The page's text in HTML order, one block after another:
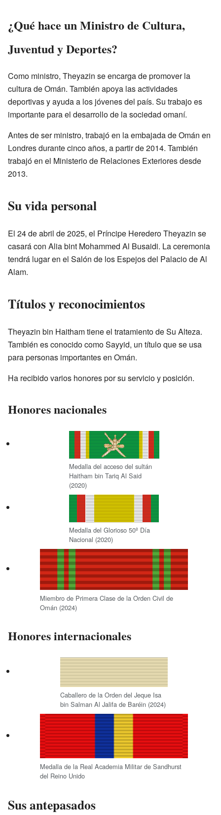
¿Qué hace un Ministro de Cultura,
Juventud y Deportes?
Como ministro, Theyazin se encarga de promover la
cultura de Omán. También apoya las actividades
deportivas y ayuda a los jóvenes del país. Su trabajo es
importante para el desarrollo de la sociedad omaní.
Antes de ser ministro, trabajó en la embajada de Omán en
Londres durante cinco años, a partir de 2014. También
trabajó en el Ministerio de Relaciones Exteriores desde
2013.
Su vida personal
El 24 de abril de 2025, el Príncipe Heredero Theyazin se
casará con Alia bint Mohammed Al Busaidi. La ceremonia
tendrá lugar en el Salón de los Espejos del Palacio de Al
Alam.
Títulos y reconocimientos
Theyazin bin Haitham tiene el tratamiento de Su Alteza.
También es conocido como Sayyid, un título que se usa
para personas importantes en Omán.
Ha recibido varios honores por su servicio y posición.
Honores nacionales
Medalla del acceso del sultán
Haitham bin Tariq Al Said
(2020)
Medalla del Glorioso 50º Día
Nacional (2020)
Miembro de Primera Clase de la Orden Civil de
Omán (2024)
Honores internacionales
Caballero de la Orden del Jeque Isa
bin Salman Al Jalifa de Baréin (2024)
Medalla de la Real Academia Militar de Sandhurst
del Reino Unido
Sus antepasados